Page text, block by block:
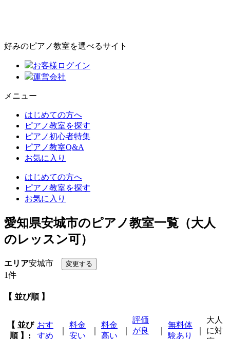
好みのピアノ教室を選べるサイト
お客様ログイン
運営会社
メニュー
はじめての方へ
ピアノ教室を探す
ピアノ初心者特集
ピアノ教室Q&A
お気に入り
はじめての方へ
ピアノ教室を探す
お気に入り
愛知県安城市のピアノ教室一覧（大人
のレッスン可）
エリア安城市
1件
【 並び順 】
【 並び
順 】:
おす
すめ
料金
安い
料金
高い
評価
が良
無料体
験あり
大人
に対